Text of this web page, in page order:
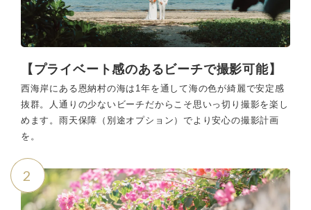
【プライベート感のあるビーチで撮影可能】
西海岸にある恩納村の海は1年を通して海の色が綺麗で安定感
抜群。人通りの少ないビーチだからこそ思いっ切り撮影を楽し
めます。雨天保障（別途オプション）でより安心の撮影計画
を。
2